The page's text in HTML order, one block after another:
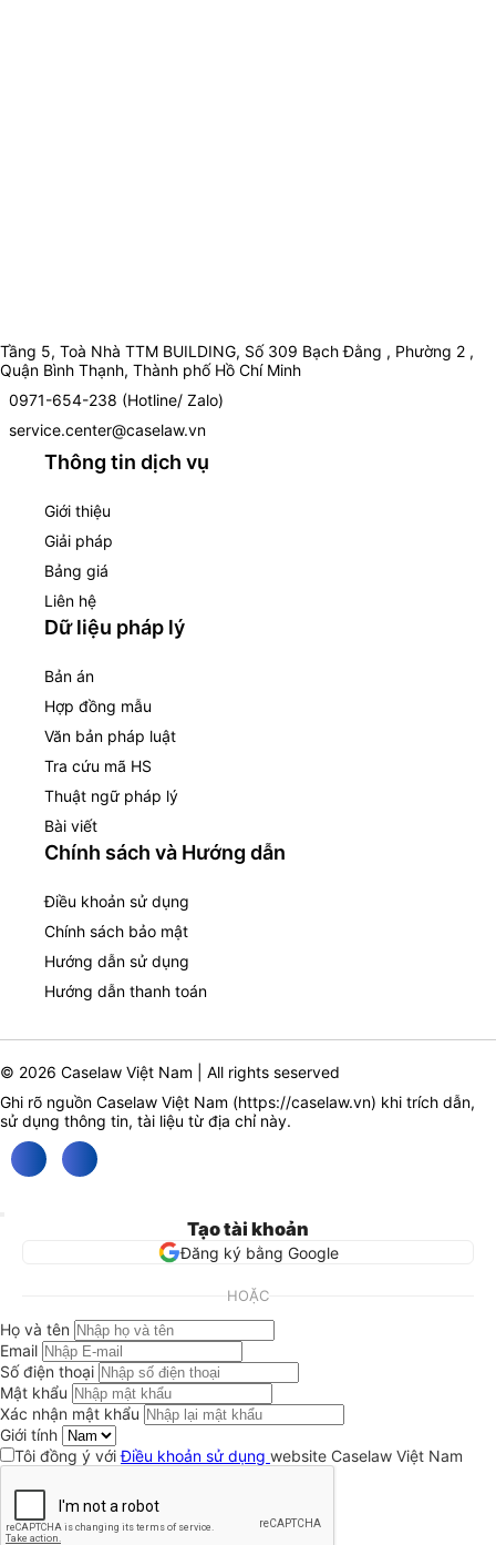
Tầng 5, Toà Nhà TTM BUILDING, Số 309 Bạch Đằng , Phường 2 ,
Quận Bình Thạnh, Thành phố Hồ Chí Minh
0971-654-238 (Hotline/ Zalo)
service.center@caselaw.vn
Thông tin dịch vụ
Giới thiệu
Giải pháp
Bảng giá
Liên hệ
Dữ liệu pháp lý
Bản án
Hợp đồng mẫu
Văn bản pháp luật
Tra cứu mã HS
Thuật ngữ pháp lý
Bài viết
Chính sách và Hướng dẫn
Điều khoản sử dụng
Chính sách bảo mật
Hướng dẫn sử dụng
Hướng dẫn thanh toán
© 2026 Caselaw Việt Nam | All rights seserved
Ghi rõ nguồn Caselaw Việt Nam (https://caselaw.vn) khi trích dẫn,
sử dụng thông tin, tài liệu từ địa chỉ này.
Tạo tài khoản
Đăng ký bằng Google
HOẶC
Họ và tên
Email
Số điện thoại
Mật khẩu
Xác nhận mật khẩu
Giới tính
Tôi đồng ý vớiĐiều khoản sử dụng website Caselaw Việt Nam